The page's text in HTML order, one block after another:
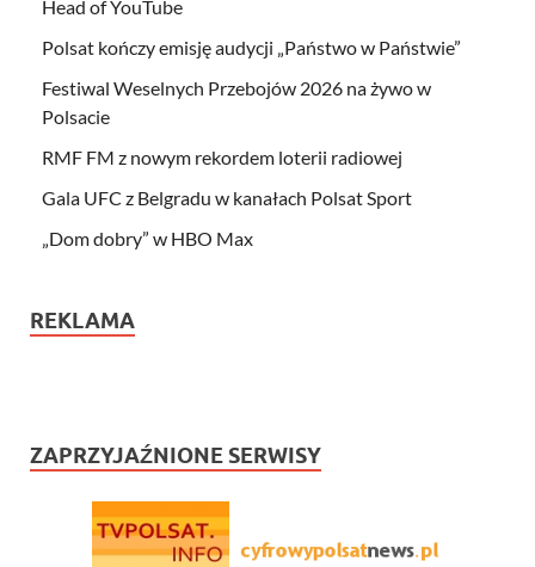
Head of YouTube
Polsat kończy emisję audycji „Państwo w Państwie”
Festiwal Weselnych Przebojów 2026 na żywo w
Polsacie
RMF FM z nowym rekordem loterii radiowej
Gala UFC z Belgradu w kanałach Polsat Sport
„Dom dobry” w HBO Max
REKLAMA
ZAPRZYJAŹNIONE SERWISY